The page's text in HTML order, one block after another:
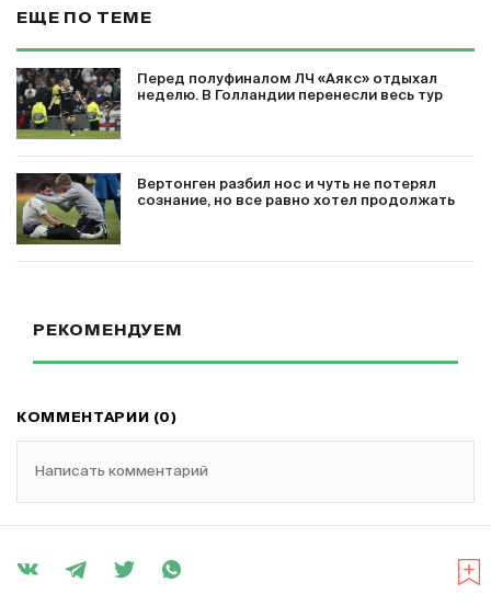
ЕЩЕ ПО ТЕМЕ
Перед полуфиналом ЛЧ «Аякс» отдыхал
неделю. В Голландии перенесли весь тур
Вертонген разбил нос и чуть не потерял
сознание, но все равно хотел продолжать
РЕКОМЕНДУЕМ
КОММЕНТАРИИ (0)
Написать комментарий